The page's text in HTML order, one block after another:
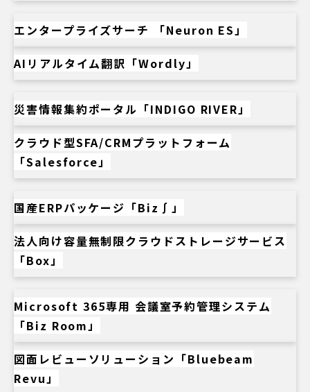
エンタープライズサーチ 「Neuron ES」
AIリアルタイム翻訳「Wordly」
災害情報集約ポータル「INDIGO RIVER」
クラウド型SFA/CRMプラットフォーム
「Salesforce」
国産ERPパッケージ「Biz∫」
法人向け容量無制限クラウドストレージサービス
「Box」
Microsoft 365専用 会議室予約管理システム
「Biz Room」
図面レビューソリューション「Bluebeam
Revu」